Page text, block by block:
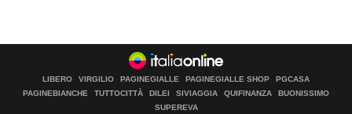
LIBERO VIRGILIO PAGINEGIALLE PAGINEGIALLE SHOP
PGCASA
PAGINEBIANCHE
TUTTOCITTÀ DILEI SIVIAGGIA QUIFINANZA
BUONISSIMO
SUPEREVA